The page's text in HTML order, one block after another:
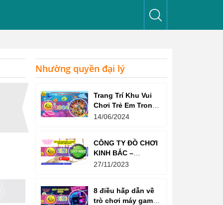
Nhường quyền đại lý
Trang Trí Khu Vui
Chơi Trẻ Em Trong
Nhà Như Thế Nào
14/06/2024
CÔNG TY ĐỒ CHƠI
KINH BẮC –
CHỨNG CHỈ ISO
27/11/2023
8 điều hấp dẫn về
trò chơi máy game